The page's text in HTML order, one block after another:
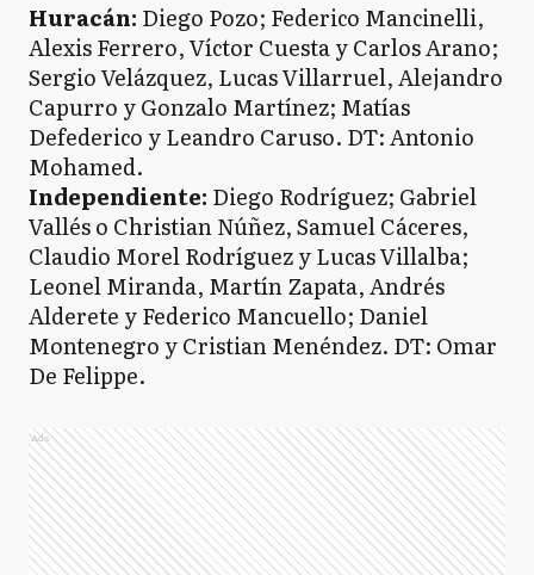
Huracán: Diego Pozo; Federico Mancinelli,
Alexis Ferrero, Víctor Cuesta y Carlos Arano;
Sergio Velázquez, Lucas Villarruel, Alejandro
Capurro y Gonzalo Martínez; Matías
Defederico y Leandro Caruso. DT: Antonio
Mohamed.
Independiente: Diego Rodríguez; Gabriel
Vallés o Christian Núñez, Samuel Cáceres,
Claudio Morel Rodríguez y Lucas Villalba;
Leonel Miranda, Martín Zapata, Andrés
Alderete y Federico Mancuello; Daniel
Montenegro y Cristian Menéndez. DT: Omar
De Felippe.
Ads